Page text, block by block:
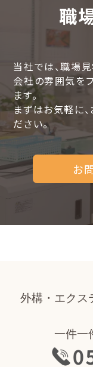
職
当社では、職場
会社の雰囲気を
ます。
まずはお気軽に
ださい。
お
外構・エクス
一件一